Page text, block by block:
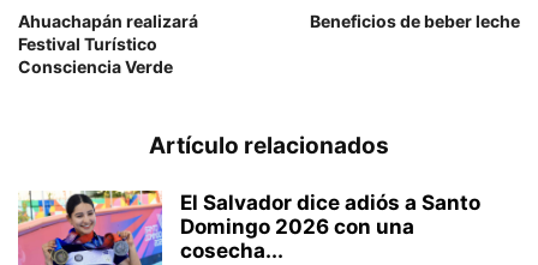
Ahuachapán realizará
Festival Turístico
Consciencia Verde
Beneficios de beber leche
Artículo relacionados
El Salvador dice adiós a Santo
Domingo 2026 con una
cosecha...